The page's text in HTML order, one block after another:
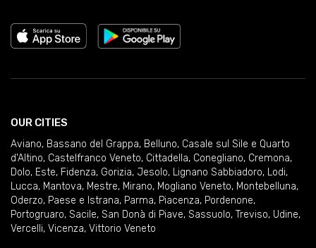
OUR CITIES
Aviano, Bassano del Grappa, Belluno, Casale sul Sile e Quarto
d'Altino, Castelfranco Veneto, Cittadella, Conegliano, Cremona,
Dolo, Este, Fidenza, Gorizia, Jesolo, Lignano Sabbiadoro, Lodi,
Lucca, Mantova, Mestre, Mirano, Mogliano Veneto, Montebelluna,
Oderzo, Paese e Istrana, Parma, Piacenza, Pordenone,
Portogruaro, Sacile, San Donà di Piave, Sassuolo, Treviso, Udine,
Vercelli, Vicenza, Vittorio Veneto